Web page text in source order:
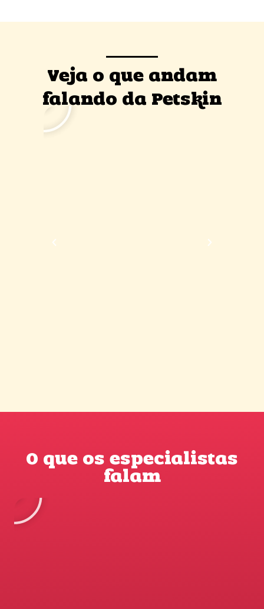
Veja o que andam
falando da Petskin
O que os especialistas
falam